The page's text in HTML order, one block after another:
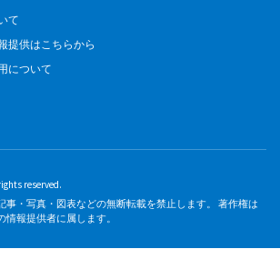
て
提供はこちらから
について
reserved.
事・写真・図表などの無断転載を禁止します。 著作権は
報提供者に属します。